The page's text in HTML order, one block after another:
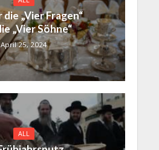
die „Vier Fragen“
„Vier Söhne“
April 25, 2024
ALL